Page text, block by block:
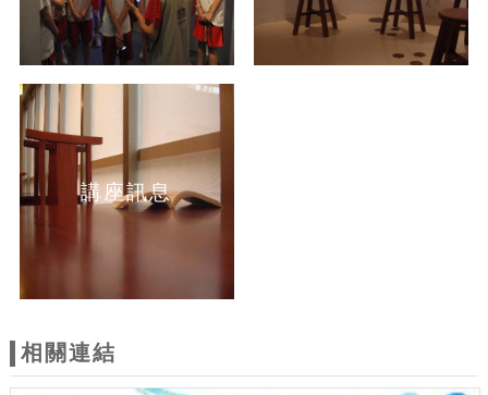
講座訊息
相關連結